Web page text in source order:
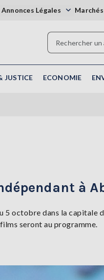
Annonces Légales
JUSTICE ECONOMIE
à
5 octobre dans la capitale
seront au programme.